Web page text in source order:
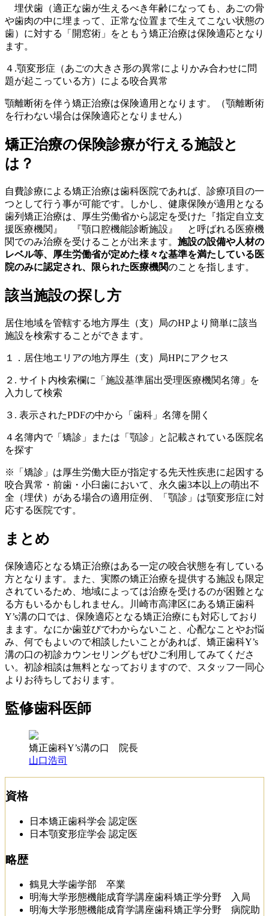
埋伏歯（適正な歯が生えるべき年齢になっても、あごの骨
や歯肉の中に埋まって、正常な位置まで生えてこない状態の
歯）に対する「開窓術」をともう矯正治療は保険適応となり
ます。
４.顎変形症（あごの大きさ形の異常によりかみ合わせに問
題が起こっている方）による咬合異常
顎離断術を伴う矯正治療は保険適用となります。（顎離断術
を行わない場合は保険適応となりません）
矯正治療の保険診療が行える施設と
は？
自費診療による矯正治療は歯科医院であれば、診療項目の一
つとして行う事が可能です。しかし、健康保険が適用となる
歯列矯正治療は、厚生労働省から認定を受けた『指定自立支
援医療機関』 『顎口腔機能診断施設』 と呼ばれる医療機
関でのみ治療を受けることが出来ます。 施設の設備や人材の
レベル等、厚生労働省が定めた様々な基準を満たしている医
院のみに認定され、限られた医療機関のことを指します。
該当施設の探し方
居住地域を管轄する地方厚生（支）局のHPより簡単に該当
施設を検索することができます。
１．居住地エリアの地方厚生（支）局HPにアクセス
２. サイト内検索欄に「施設基準届出受理医療機関名簿」を
入力して検索
３. 表示されたPDFの中から「歯科」名簿を開く
４名簿内で「矯診」または「顎診」と記載されている医院名
を探す
※「矯診」は厚生労働大臣が指定する先天性疾患に起因する
咬合異常・前歯・小臼歯において、永久歯3本以上の萌出不
全（埋伏）がある場合の適用症例、「顎診」は顎変形症に対
応する医院です。
まとめ
保険適応となる矯正治療はある一定の咬合状態を有している
方となります。また、実際の矯正治療を提供する施設も限定
されているため、地域によっては治療を受けるのが困難とな
る方もいるかもしれません。川崎市高津区にある矯正歯科
Y’s溝の口では、保険適応となる矯正治療にも対応しており
まます。なにか歯並びでわからないこと、心配なことやお悩
み、何でもよいので相談したいことがあれば、矯正歯科Y’s
溝の口の初診カウンセリングもぜひご利用してみてくださ
い。初診相談は無料となっておりますので、スタッフ一同心
よりお待ちしております。
監修歯科医師
矯正歯科Y’s溝の口 院長
山口浩司
資格
日本矯正歯科学会 認定医
日本顎変形症学会 認定医
略歴
鶴見大学歯学部 卒業
明海大学形態機能成育学講座歯科矯正学分野 入局
明海大学形態機能成育学講座歯科矯正学分野 病院助